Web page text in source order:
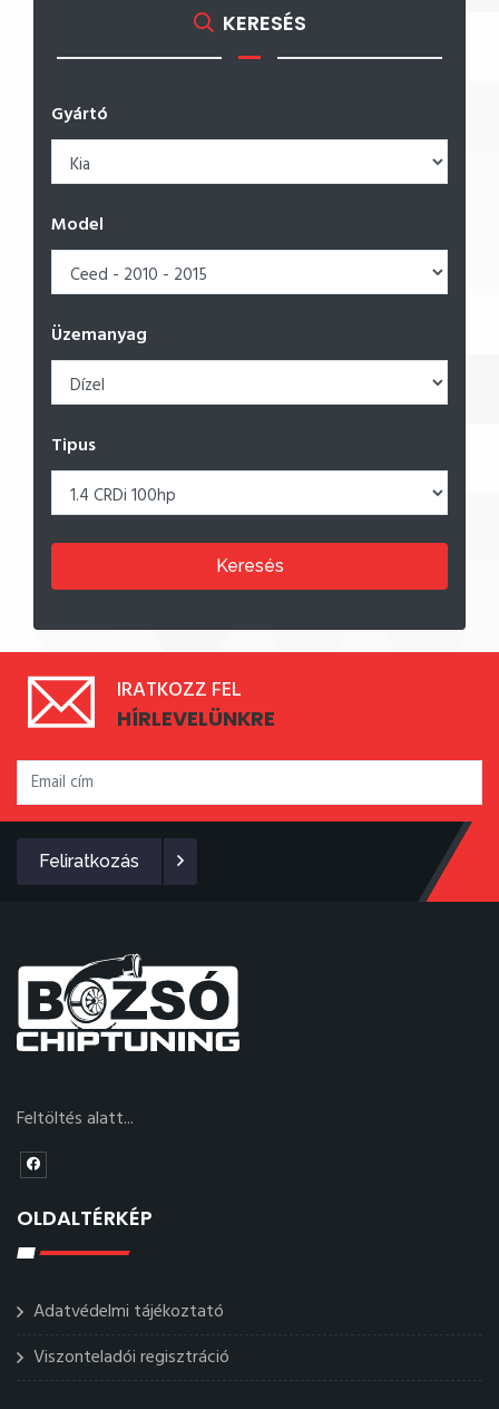
KERESÉS
Gyártó
Model
Üzemanyag
Tipus
Keresés
IRATKOZZ FEL
HÍRLEVELÜNKRE
Feliratkozás
Feltöltés alatt...
OLDALTÉRKÉP
Adatvédelmi tájékoztató
Viszonteladói regisztráció